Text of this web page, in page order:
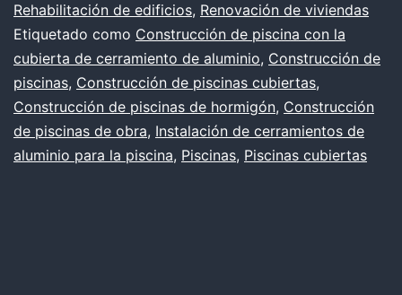
Rehabilitación de edificios, Renovación de viviendas
Etiquetado como Construcción de piscina con la
cubierta de cerramiento de aluminio, Construcción de
piscinas, Construcción de piscinas cubiertas,
Construcción de piscinas de hormigón, Construcción
de piscinas de obra, Instalación de cerramientos de
aluminio para la piscina, Piscinas, Piscinas cubiertas